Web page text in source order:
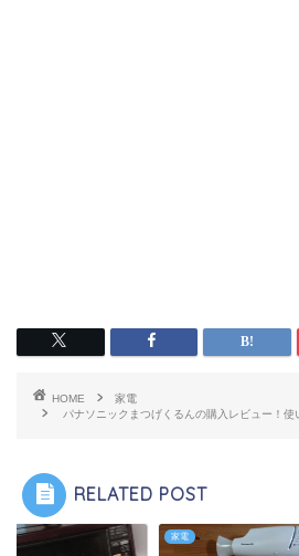
HOME
家電
パナソニックまつげくるんの購入レビュー！使
RELATED POST
家電